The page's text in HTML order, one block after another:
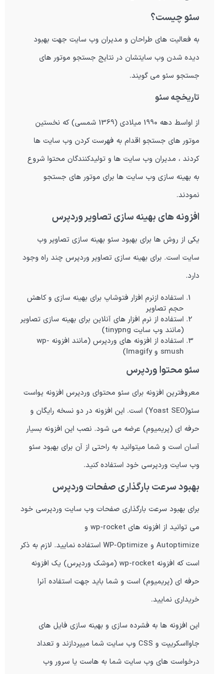
سئو چیست؟
به فعالیت های طراحان و مدیران وب سایت جهت بهبود
دیده شدن وب سایتشان در نتایج جستجو موتور های
جستجو سئو می گویند.
تاریخچه سئو
از اواسط دهه 1990 میلادی (1369 شمسی) که نخستین
موتور های جستجو اقدام به فهرست کردن وب سایت ها
کردند ، مدیران وب سایت ها و تولیدکنندگان محتوا شروع
به بهینه سازی وب سایت ها برای موتور های جستجو
نمودند.
افزونه های بهینه سازی تصاویر وردپرس
یکی از روش ها برای بهبود سئو بهینه سازی تصاویر وب
سایت است. برای بهینه سازی تصاویر وردپرس چند راه وجود
دارد.
استفاده ازنرم افزار فتوشاپ برای بهینه سازی و کاهش
حجم تصاویر
استفاده از نرم افزار های آنلاین برای بهینه سازی تصاویر
(مانند وب سایت tinypng
)
استفاده از افزونه های وردپرس (مانند افزونه wp-
smush وImagify
)
سئو محتوا وردپرس
معروفترین افزونه برای سئو محتوای وردپرس افزونه یواست
سئو(Yoast SEO) است. این افزونه در دو نسخه رایگان و
حرفه ای (پریمیوم) عرضه می شود. نصب این افزونه بسیار
آسان است و شما میتوانید به راحتی از آن برای بهبود سئو
وب سایت وردپرسی خود استفاده کنید.
بهبود سرعت بارگذاری صفحات وردپرس
برای بهبود سرعت بارگذاری صفحات وب سایت وردپرسی خود
می توانید از افزونه های wp-rocket و
Autoptimize و WP-Optimize استفاده نمایید. لازم به ذکر
است که افزونه wp-rocket (موشک وردپرس) یک افزونه
حرفه ای (پریمیوم) است و شما باید جهت استفاده آنرا
خریداری نمایید.
این افزونه ها به فشرده سازی و بهینه سازی فایل های
جاوااسکریپت و CSS وب سایت شما میپردازند و تعداد
درخواست های وب سایت شما به هاست یا سرور وب